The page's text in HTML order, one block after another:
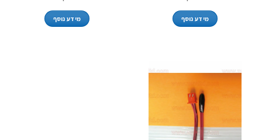
מידע נוסף מידע נוסף